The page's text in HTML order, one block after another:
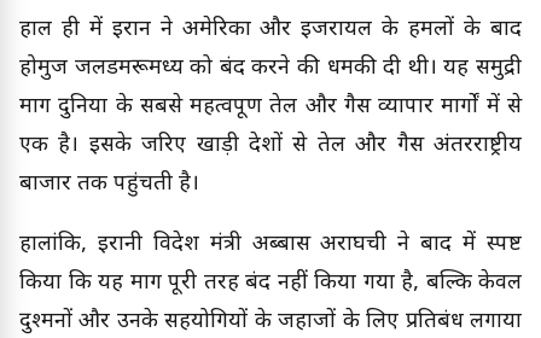
हाल ही में ईरान ने अमेरिका और इजरायल के हमलों के बाद
होर्मुज जलडमरूमध्य को बंद करने की धमकी दी थी। यह समुद्री
मार्ग दुनिया के सबसे महत्वपूर्ण तेल और गैस व्यापार मार्गों में से
एक है। इसके जरिए खाड़ी देशों से तेल और गैस अंतरराष्ट्रीय
बाजार तक पहुंचती है।
हालांकि, ईरानी विदेश मंत्री अब्बास अराघची ने बाद में स्पष्ट
किया कि यह मार्ग पूरी तरह बंद नहीं किया गया है, बल्कि केवल
दुश्मनों और उनके सहयोगियों के जहाजों के लिए प्रतिबंध लगाया